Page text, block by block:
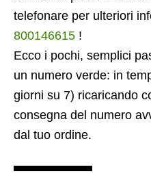
telefonare per ulteriori
800146615 !
Ecco i pochi, semplici
un numero verde: in
giorni su 7) ricaricando
consegna del numero
dal tuo ordine.